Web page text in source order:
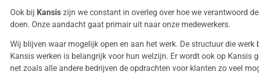
Ook bij Kansis zijn we constant in overleg over hoe we verantwoord
doen. Onze aandacht gaat primair uit naar onze medewerkers.
Wij blijven waar mogelijk open en aan het werk. De structuur die werk
Kansis werken is belangrijk voor hun welzijn. Er wordt ook op Kansis
net zoals alle andere bedrijven de opdrachten voor klanten zo veel